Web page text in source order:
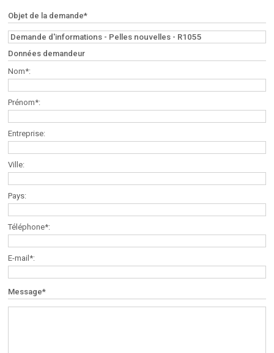
Objet de la demande*
Données demandeur
Nom*:
Prénom*:
Entreprise:
Ville:
Pays:
Téléphone*:
E-mail*:
Message*